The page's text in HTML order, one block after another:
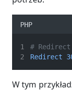
PHP
#
Redirect
W tym